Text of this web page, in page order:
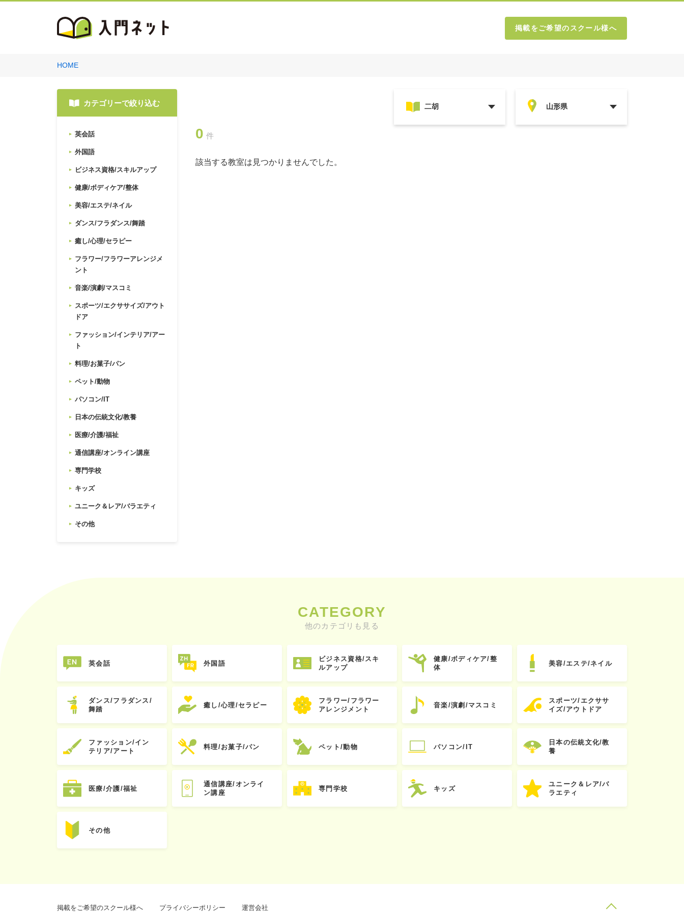
掲載をご希望のスクール様へ
HOME
カテゴリーで絞り込む
英会話
外国語
ビジネス資格/スキルアップ
健康/ボディケア/整体
美容/エステ/ネイル
ダンス/フラダンス/舞踏
癒し/心理/セラピー
フラワー/フラワーアレンジメ
ント
音楽/演劇/マスコミ
スポーツ/エクササイズ/アウト
ドア
ファッション/インテリア/アー
ト
料理/お菓子/パン
ペット/動物
パソコン/IT
日本の伝統文化/教養
医療/介護/福祉
通信講座/オンライン講座
専門学校
キッズ
ユニーク＆レア/バラエティ
その他
0 件
該当する教室は見つかりませんでした。
CATEGORY
他のカテゴリも見る
英会話 外国語
ビジネス資格/スキ
ルアップ
健康/ボディケア/整
体
美容/エステ/ネイル
ダンス/フラダンス/
舞踏
癒し/心理/セラピー
フラワー/フラワー
アレンジメント
音楽/演劇/マスコミ
スポーツ/エクササ
イズ/アウトドア
ファッション/イン
テリア/アート
料理/お菓子/パン ペット/動物 パソコン/IT
日本の伝統文化/教
養
医療/介護/福祉
通信講座/オンライ
ン講座
専門学校 キッズ
ユニーク＆レア/バ
ラエティ
その他
掲載をご希望のスクール様へ プライバシーポリシー 運営会社